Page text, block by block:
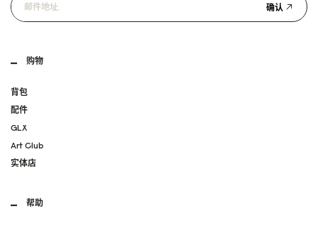
购物
背包
配件
GLX
Art Club
实体店
帮助
确认